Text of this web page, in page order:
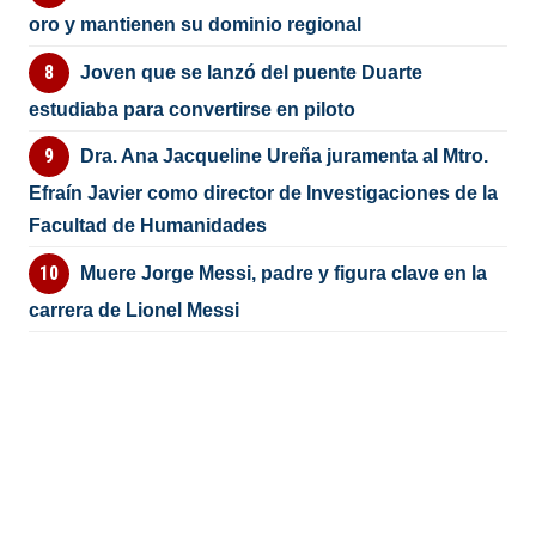
oro y mantienen su dominio regional
Joven que se lanzó del puente Duarte
estudiaba para convertirse en piloto
Dra. Ana Jacqueline Ureña juramenta al Mtro.
Efraín Javier como director de Investigaciones de la
Facultad de Humanidades
Muere Jorge Messi, padre y figura clave en la
carrera de Lionel Messi